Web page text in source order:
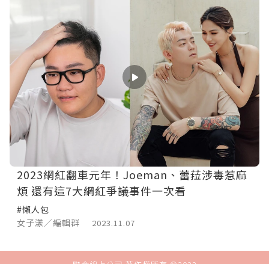
2023網紅翻車元年！Joeman、蕾菈涉毒惹麻
煩 還有這7大網紅爭議事件一次看
#懶人包
女子漾／編輯群
2023.11.07